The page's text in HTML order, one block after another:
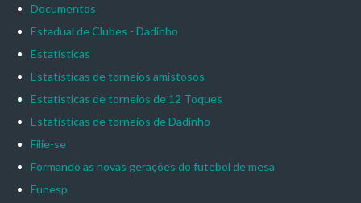
Documentos
Estadual de Clubes - Dadinho
Estatísticas
Estatísticas de torneios amistosos
Estatísticas de torneios de 12 Toques
Estatísticas de torneios de Dadinho
Filie-se
Formando as novas gerações do futebol de mesa
Funesp